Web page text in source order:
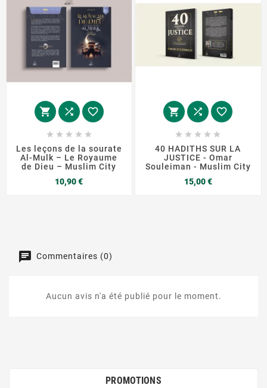
  
    
Les leçons de la sourate
Al-Mulk – Le Royaume
de Dieu – Muslim City
10,90 €Prix
  
    
40 HADITHS SUR LA
JUSTICE - Omar
Souleiman - Muslim City
15,00 €Prix
Commentaires (0)
Aucun avis n'a été publié pour le moment.
PROMOTIONS